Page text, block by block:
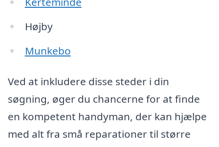
Højby
Munkebo
Ved at inkludere disse steder i din
søgning, øger du chancerne for at finde
en kompetent handyman, der kan hjælpe
med alt fra små reparationer til større